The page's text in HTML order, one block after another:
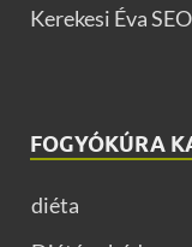
Kerekesi Éva
FOGYÓKÚRA
diéta